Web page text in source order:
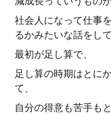
社会人になって仕事
るかみたいな話をし
最初が足し算で、
足し算の時期はとに
て、
自分の得意も苦手も